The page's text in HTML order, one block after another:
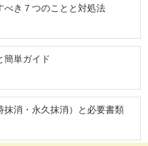
べき７つのことと対処法
簡単ガイド
抹消・永久抹消）と必要書類